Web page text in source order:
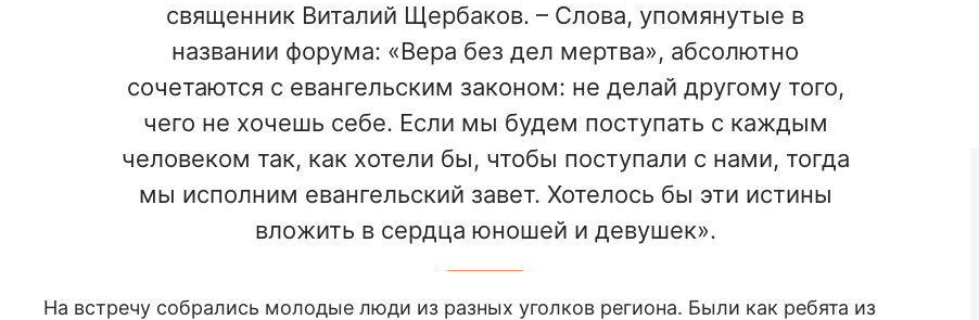
священник Виталий Щербаков. – Слова, упомянутые в
названии форума: «Вера без дел мертва», абсолютно
сочетаются с евангельским законом: не делай другому того,
чего не хочешь себе. Если мы будем поступать с каждым
человеком так, как хотели бы, чтобы поступали с нами, тогда
мы исполним евангельский завет. Хотелось бы эти истины
вложить в сердца юношей и девушек».
На встречу собрались молодые люди из разных уголков региона. Были как ребята из